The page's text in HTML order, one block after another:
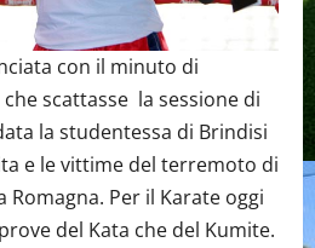
con il minuto di
scattasse la sessione di
la studentessa di Brindisi
e le vittime del terremoto di
Per il Karate oggi
del Kata che del Kumite.